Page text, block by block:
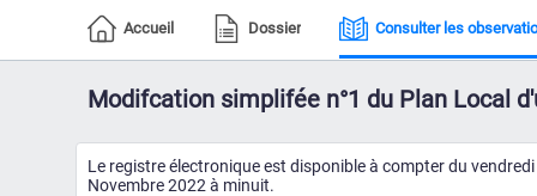
Accueil Dossier Consulter les
Modifcation simplifée n°1 du Plan Local
Le registre électronique est disponible à compter du
Novembre 2022 à minuit.